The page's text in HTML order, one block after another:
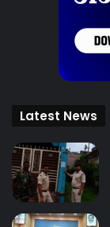
Latest News